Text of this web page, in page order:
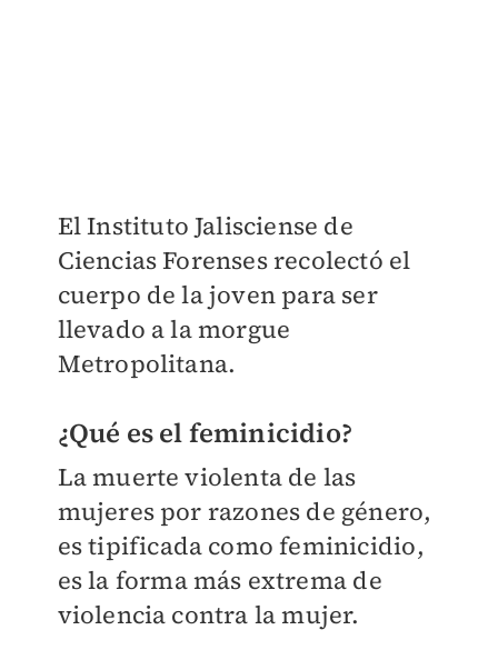
El Instituto Jalisciense de
Ciencias Forenses recolectó el
cuerpo de la joven para ser
llevado a la morgue
Metropolitana.
¿Qué es el feminicidio?
La muerte violenta de las
mujeres por razones de género,
es tipificada como feminicidio,
es la forma más extrema de
violencia contra la mujer.